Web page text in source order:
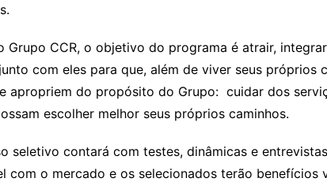
Grupo CCR, o objetivo do programa é atrair,
com eles para que, além de viver seus próprios
apropriem do propósito do Grupo: cuidar dos
escolher melhor seus próprios caminhos.
seletivo contará com testes, dinâmicas e
com o mercado e os selecionados terão benefícios